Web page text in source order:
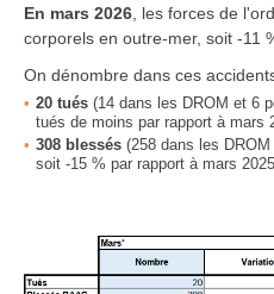
En mars 2026, les forces de
corporels en outre-mer, soit -11
On dénombre dans ces
20 tués (14 dans les DROM et 6
tués de moins par rapport à mars
308 blessés (258 dans les
soit -15 % par rapport à mars